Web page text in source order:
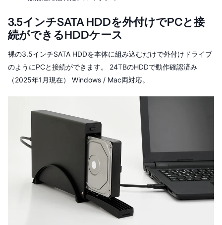
3.5インチSATA HDDを外付けでPCと接
続ができるHDDケース
裸の3.5インチSATA HDDを本体に組み込むだけで外付けドライブ
のようにPCと接続ができます。 24TBのHDDで動作確認済み
（2025年1月現在） Windows / Mac両対応。